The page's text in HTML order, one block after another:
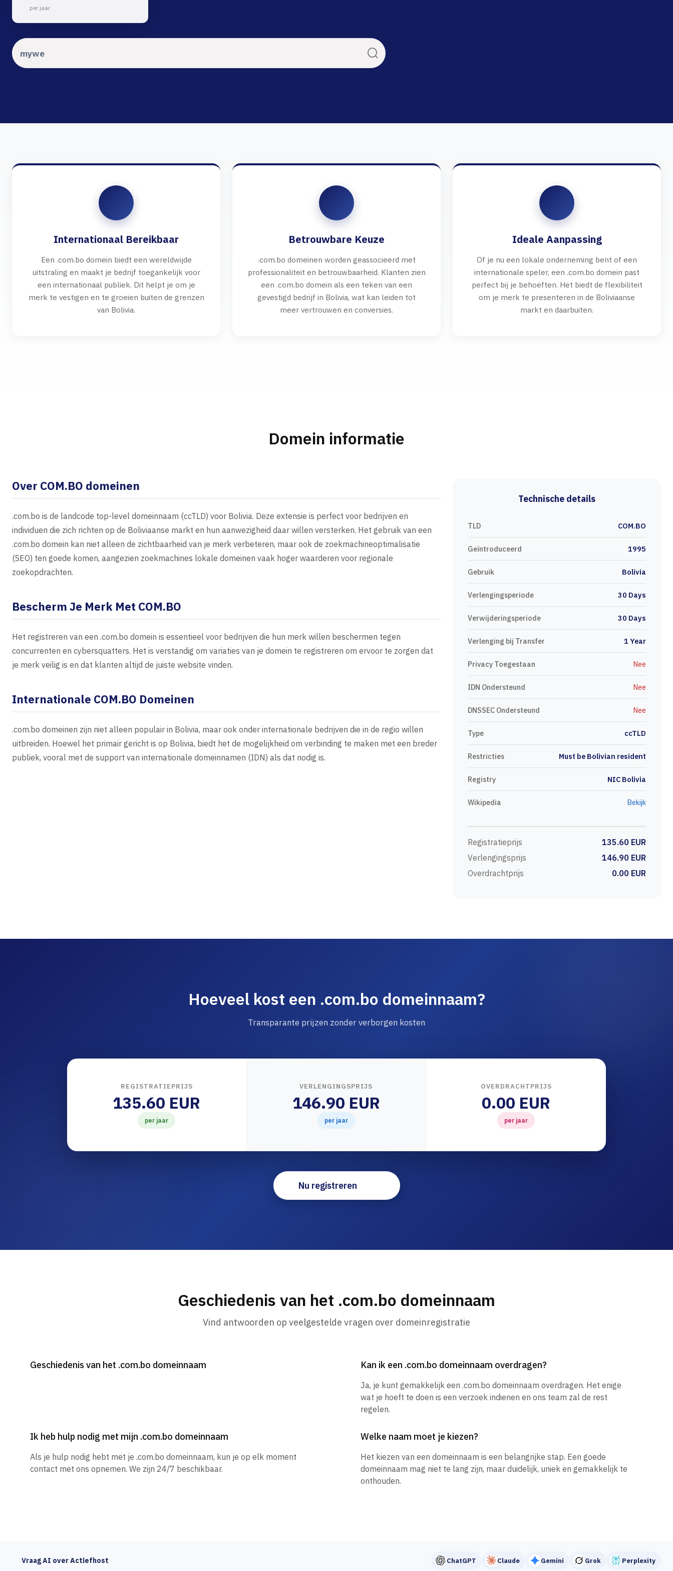
per jaar
Internationaal Bereikbaar
Een .com.bo domein biedt een wereldwijde
uitstraling en maakt je bedrijf toegankelijk voor
een internationaal publiek. Dit helpt je om je
merk te vestigen en te groeien buiten de grenzen
van Bolivia.
Betrouwbare Keuze
.com.bo domeinen worden geassocieerd met
professionaliteit en betrouwbaarheid. Klanten zien
een .com.bo domein als een teken van een
gevestigd bedrijf in Bolivia, wat kan leiden tot
meer vertrouwen en conversies.
Ideale Aanpassing
Of je nu een lokale onderneming bent of een
internationale speler, een .com.bo domein past
perfect bij je behoeften. Het biedt de flexibiliteit
om je merk te presenteren in de Boliviaanse
markt en daarbuiten.
Domein informatie
Over COM.BO domeinen
.com.bo is de landcode top-level domeinnaam (ccTLD) voor Bolivia. Deze extensie is perfect voor bedrijven en
individuen die zich richten op de Boliviaanse markt en hun aanwezigheid daar willen versterken. Het gebruik van een
.com.bo domein kan niet alleen de zichtbaarheid van je merk verbeteren, maar ook de zoekmachineoptimalisatie
(SEO) ten goede komen, aangezien zoekmachines lokale domeinen vaak hoger waarderen voor regionale
zoekopdrachten.
Bescherm Je Merk Met COM.BO
Het registreren van een .com.bo domein is essentieel voor bedrijven die hun merk willen beschermen tegen
concurrenten en cybersquatters. Het is verstandig om variaties van je domein te registreren om ervoor te zorgen dat
je merk veilig is en dat klanten altijd de juiste website vinden.
Internationale COM.BO Domeinen
.com.bo domeinen zijn niet alleen populair in Bolivia, maar ook onder internationale bedrijven die in de regio willen
uitbreiden. Hoewel het primair gericht is op Bolivia, biedt het de mogelijkheid om verbinding te maken met een breder
publiek, vooral met de support van internationale domeinnamen (IDN) als dat nodig is.
Technische details
TLD COM.BO
Geïntroduceerd 1995
Gebruik Bolivia
Verlengingsperiode 30 Days
Verwijderingsperiode 30 Days
Verlenging bij Transfer 1 Year
Privacy Toegestaan Nee
IDN Ondersteund Nee
DNSSEC Ondersteund Nee
Type ccTLD
Restricties Must be Bolivian resident
Registry NIC Bolivia
Wikipedia Bekijk
Registratieprijs
135.60 EUR
Verlengingsprijs
146.90 EUR
Overdrachtprijs
0.00 EUR
Hoeveel kost een .com.bo domeinnaam?
Transparante prijzen zonder verborgen kosten
REGISTRATIEPRIJS
135.60 EUR
per jaar
VERLENGINGSPRIJS
146.90 EUR
per jaar
OVERDRACHTPRIJS
0.00 EUR
per jaar
Nu registreren
Geschiedenis van het .com.bo domeinnaam
Vind antwoorden op veelgestelde vragen over domeinregistratie
Geschiedenis van het .com.bo domeinnaam Kan ik een .com.bo domeinnaam overdragen?
Ja, je kunt gemakkelijk een .com.bo domeinnaam overdragen. Het enige
wat je hoeft te doen is een verzoek indienen en ons team zal de rest
regelen.
Ik heb hulp nodig met mijn .com.bo domeinnaam
Als je hulp nodig hebt met je .com.bo domeinnaam, kun je op elk moment
contact met ons opnemen. We zijn 24/7 beschikbaar.
Welke naam moet je kiezen?
Het kiezen van een domeinnaam is een belangrijke stap. Een goede
domeinnaam mag niet te lang zijn, maar duidelijk, uniek en gemakkelijk te
onthouden.
Vraag AI over Actiefhost ChatGPT Claude Gemini Grok Perplexity